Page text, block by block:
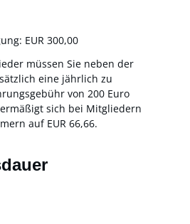
EUR 300,00
müssen Sie neben der
eine jährlich zu
von 200 Euro
sich bei Mitgliedern
auf EUR 66,66.